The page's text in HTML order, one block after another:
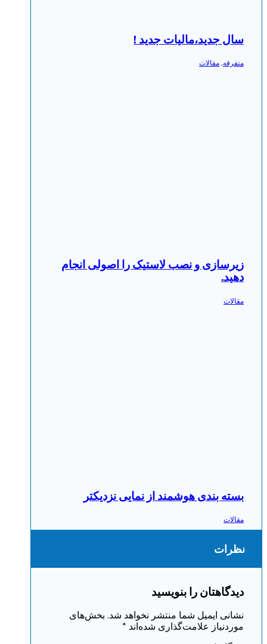
سال جدید،مالیات جدید !
متفرقه, مقالات
زیرسازی و نصب لاستیک را اصولی انجام
دهید.
مقالات
بسته بندی هوشمند از نمایی نزدیکتر
مقالات
نظرات
دیدگاهتان را بنویسید
نشانی ایمیل شما منتشر نخواهد شد. بخش‌های
موردنیاز علامت‌گذاری شده‌اند *